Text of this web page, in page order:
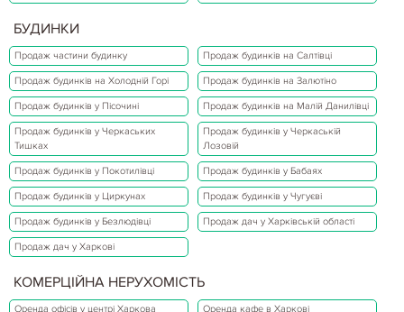
БУДИНКИ
Продаж частини будинку Продаж будинків на Салтівці
Продаж будинків на Холодній Горі Продаж будинків на Залютіно
Продаж будинків у Пісочині Продаж будинків на Малій Данилівці
Продаж будинків у Черкаських
Тишках
Продаж будинків у Черкаській
Лозовій
Продаж будинків у Покотилівці Продаж будинків у Бабаях
Продаж будинків у Циркунах Продаж будинків у Чугуєві
Продаж будинків у Безлюдівці Продаж дач у Харківській області
Продаж дач у Харкові
КОМЕРЦІЙНА НЕРУХОМІСТЬ
Оренда офісів у центрі Харкова Оренда кафе в Харкові